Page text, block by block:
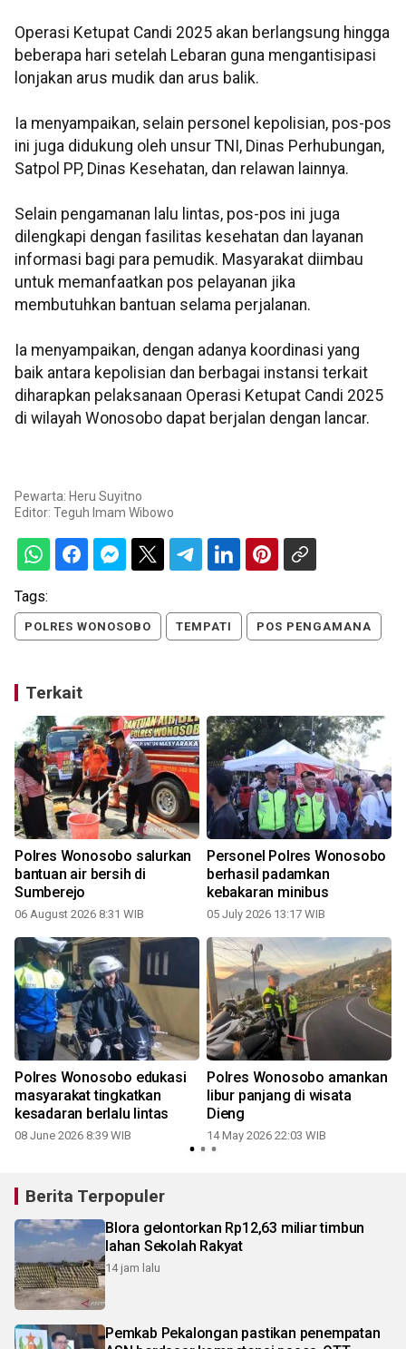
Operasi Ketupat Candi 2025 akan berlangsung hingga
beberapa hari setelah Lebaran guna mengantisipasi
lonjakan arus mudik dan arus balik.
Ia menyampaikan, selain personel kepolisian, pos-pos
ini juga didukung oleh unsur TNI, Dinas Perhubungan,
Satpol PP, Dinas Kesehatan, dan relawan lainnya.
Selain pengamanan lalu lintas, pos-pos ini juga
dilengkapi dengan fasilitas kesehatan dan layanan
informasi bagi para pemudik. Masyarakat diimbau
untuk memanfaatkan pos pelayanan jika
membutuhkan bantuan selama perjalanan.
Ia menyampaikan, dengan adanya koordinasi yang
baik antara kepolisian dan berbagai instansi terkait
diharapkan pelaksanaan Operasi Ketupat Candi 2025
di wilayah Wonosobo dapat berjalan dengan lancar.
Pewarta: Heru Suyitno
Editor: Teguh Imam Wibowo
Tags:
POLRES WONOSOBO TEMPATI POS PENGAMANA
Terkait
Polres Wonosobo salurkan
bantuan air bersih di
Sumberejo
06 August 2026 8:31 WIB
Personel Polres Wonosobo
berhasil padamkan
kebakaran minibus
05 July 2026 13:17 WIB
Polres Wonosobo edukasi
masyarakat tingkatkan
kesadaran berlalu lintas
08 June 2026 8:39 WIB
Polres Wonosobo amankan
libur panjang di wisata
Dieng
14 May 2026 22:03 WIB
Berita Terpopuler
Blora gelontorkan Rp12,63 miliar timbun
lahan Sekolah Rakyat
14 jam lalu
Pemkab Pekalongan pastikan penempatan